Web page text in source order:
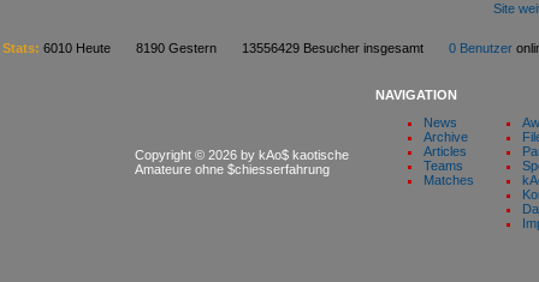
Site
Stats: 6010 Heute 8190 Gestern 13556429 Besucher insgesamt 0 Benutzer
Copyright © 2026 by kAo$ kaotische
Amateure ohne $chiesserfahrung
NAVIGATION
News
Archive
Articles
Teams
Matches